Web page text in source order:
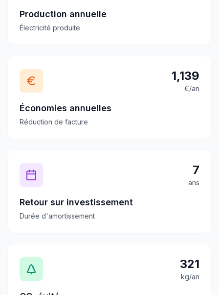
Production annuelle
Électricité produite
1,139
€/an
Économies annuelles
Réduction de facture
7
ans
Retour sur investissement
Durée d'amortissement
321
kg/an